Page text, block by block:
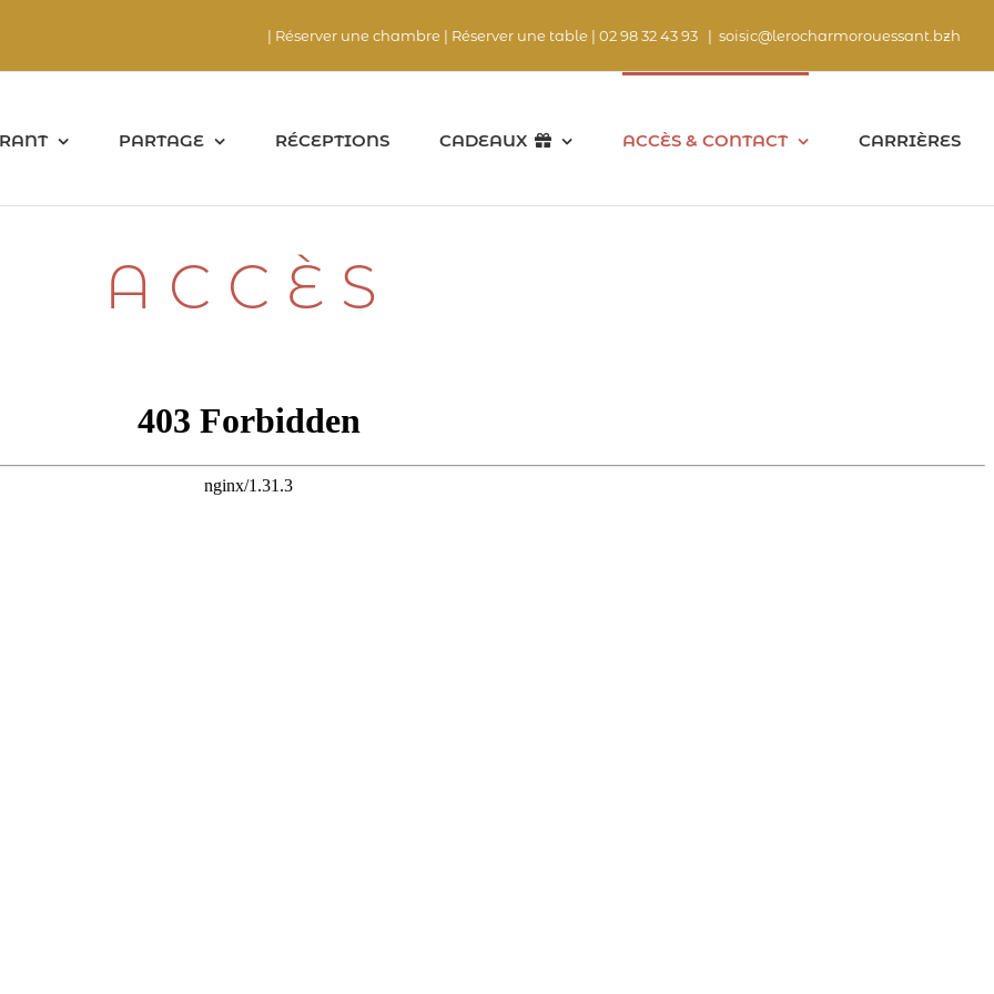
| Réserver une chambre | Réserver une table | 02 98 32 43 93 | soisic@lerocharmorouessant.bzh
PARTAGE RÉCEPTIONS CADEAUX ACCÈS & CONTACT CARRIÈRES
ACCÈS